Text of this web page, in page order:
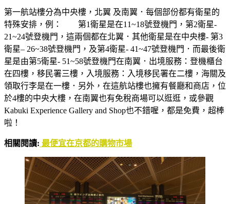
第一航站樓分為中央樓，北翼 及南翼．每個部份都有衛星的
特殊安排，例： 第1衛星是在11~18號登機門，第2衛星-
21~24號登機門，這兩個都在北翼．其他衛星是在中央樓- 第3
衛星– 26~38號登機門，及第4衛星- 41~47號登機門．而最後衛
星是由第5衛星- 51~58號登機門在南翼．出境服務：登機櫃台
在四樓，移民署三樓，入境服務：入境移民署在二樓，海關及
領取行李是在一樓．另外，在這航站樓也擁有餐廳和商店，位
於4樓的中央大樓，在南翼也有免稅商場可以逛逛，或參觀
Kabuki Experience Gallery and Shop也不錯喔，都是免費，超棒
啦！
相關閱讀: 最便宜在京都的購物市場